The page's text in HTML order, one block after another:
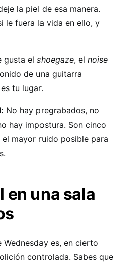
la piel de esa manera.
le fuera la vida en ello, y
gusta el shoegaze, el noise
de una guitarra
tu lugar.
No hay pregrabados, no
hay impostura. Son cinco
el mayor ruido posible para
en una sala
es, en cierto
controlada. Sabes que